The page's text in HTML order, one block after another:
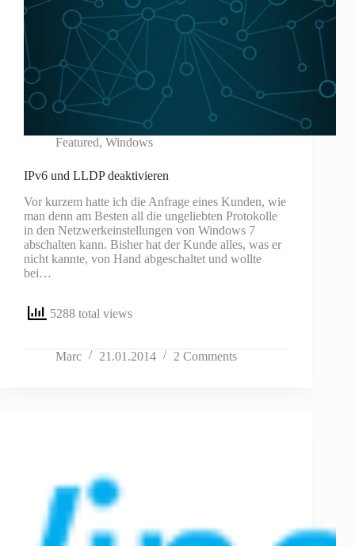
Featured, Windows
IPv6 und LLDP deaktivieren
Vor kurzem hatte ich die Anfrage eines Kunden, wie
man denn am Besten all die ungeliebten Protokolle
in den Netzwerkeinstellungen von Windows 7
abschalten kann. Bisher hat der Kunde alles, was er
nicht kannte, von Hand abgeschaltet und wollte
bei…
5288 total views
Marc 21.01.2014 2 Comments